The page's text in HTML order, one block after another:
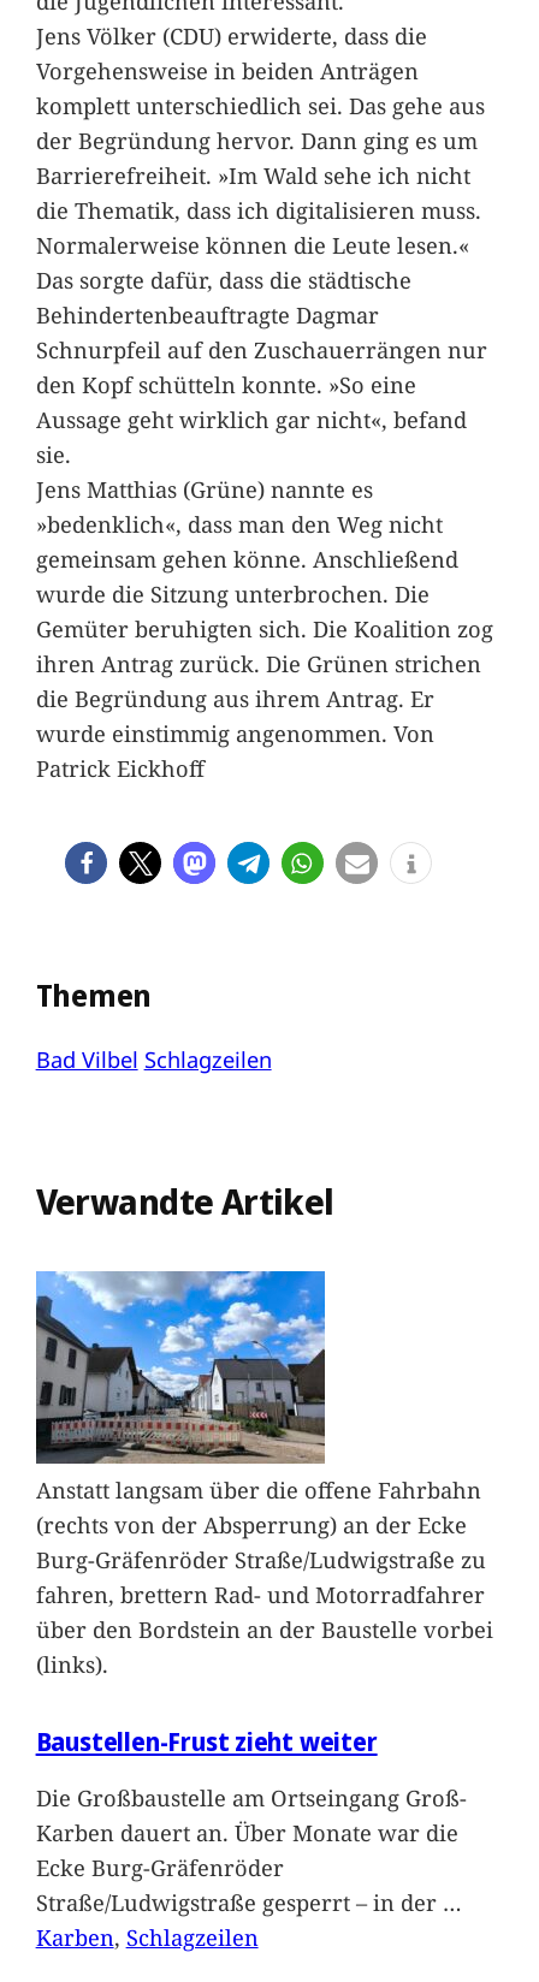
Jens Völker (CDU) erwiderte, dass die
Vorgehensweise in beiden Anträgen
komplett unterschiedlich sei. Das gehe aus
der Begründung hervor. Dann ging es um
Barrierefreiheit. »Im Wald sehe ich nicht
die Thematik, dass ich digitalisieren muss.
Normalerweise können die Leute lesen.«
Das sorgte dafür, dass die städtische
Behindertenbeauftragte Dagmar
Schnurpfeil auf den Zuschauerrängen nur
den Kopf schütteln konnte. »So eine
Aussage geht wirklich gar nicht«, befand
sie.
Jens Matthias (Grüne) nannte es
»bedenklich«, dass man den Weg nicht
gemeinsam gehen könne. Anschließend
wurde die Sitzung unterbrochen. Die
Gemüter beruhigten sich. Die Koalition zog
ihren Antrag zurück. Die Grünen strichen
die Begründung aus ihrem Antrag. Er
wurde einstimmig angenommen. Von
Patrick Eickhoff
Themen
Bad Vilbel Schlagzeilen
Verwandte Artikel
Anstatt langsam über die offene Fahrbahn
(rechts von der Absperrung) an der Ecke
Burg-Gräfenröder Straße/Ludwigstraße zu
fahren, brettern Rad- und Motorradfahrer
über den Bordstein an der Baustelle vorbei
(links).
Baustellen-Frust zieht weiter
Die Großbaustelle am Ortseingang Groß-
Karben dauert an. Über Monate war die
Ecke Burg-Gräfenröder
Straße/Ludwigstraße gesperrt – in der …
Karben, Schlagzeilen